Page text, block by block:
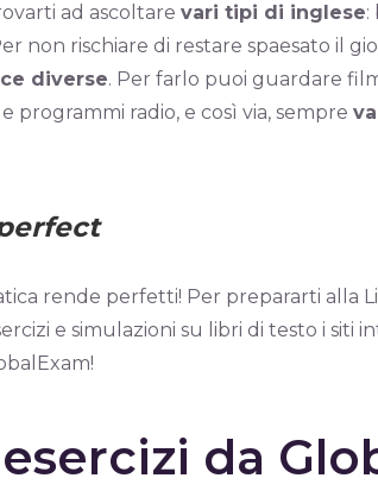
ad ascoltare vari tipi di inglese:
non rischiare di restare spaesato il
diverse. Per farlo puoi guardare
programmi radio, e così via, sempre
rende perfetti! Per prepararti alla
e simulazioni su libri di testo i siti
da